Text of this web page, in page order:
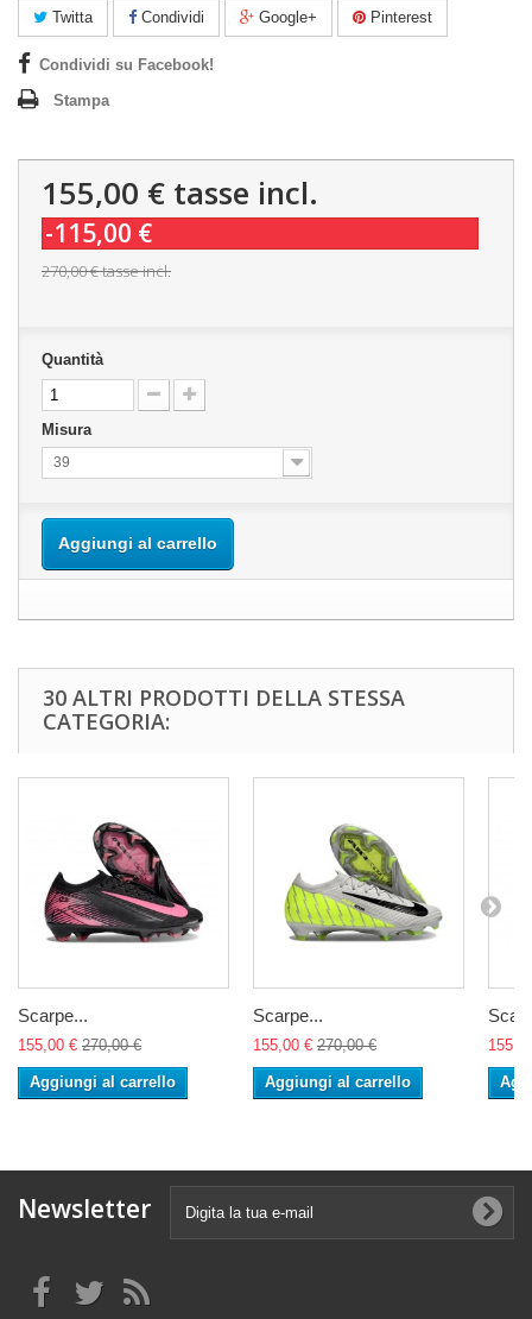
Twitta Condividi Google+ Pinterest
Condividi su Facebook!
Stampa
155,00 € tasse incl.
-115,00 €
270,00 €tasse incl.
Quantità
Misura
39
Aggiungi al carrello
30 ALTRI PRODOTTI DELLA STESSA
CATEGORIA:
Scarpe...
155,00 € 270,00 €
Aggiungi al carrello
Scarpe...
155,00 € 270,00 €
Aggiungi al carrello
Newsletter